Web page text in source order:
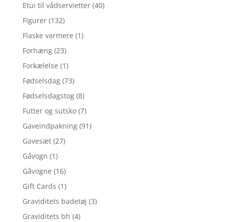
Etui til vådservietter (40)
Figurer (132)
Flaske varmere (1)
Forhæng (23)
Forkælelse (1)
Fødselsdag (73)
Fødselsdagstog (8)
Futter og sutsko (7)
Gaveindpakning (91)
Gavesæt (27)
Gåvogn (1)
Gåvogne (16)
Gift Cards (1)
Graviditets badetøj (3)
Graviditets bh (4)